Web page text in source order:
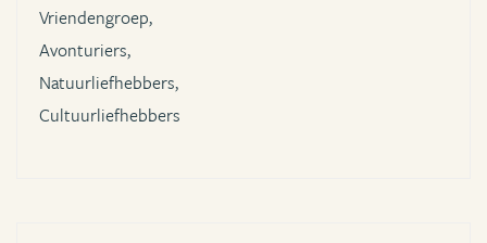
Vriendengroep,
Avonturiers,
Natuurliefhebbers,
Cultuurliefhebbers